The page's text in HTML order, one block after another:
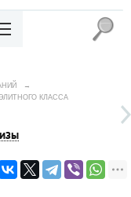
→
КЛАССА